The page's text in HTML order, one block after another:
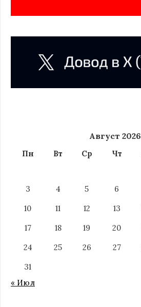
Август 2026
Пн Вт Ср Чт
3
4 5 6
10
11 12 13
17
18 19 20
24
25 26 27
31
« Июл